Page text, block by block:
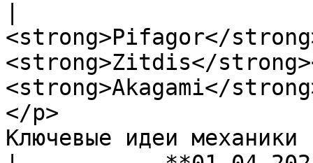
<strong>Pifagor</
<strong>Zitdis</
<strong>Akagami</
</p>
Ключевые идеи механики